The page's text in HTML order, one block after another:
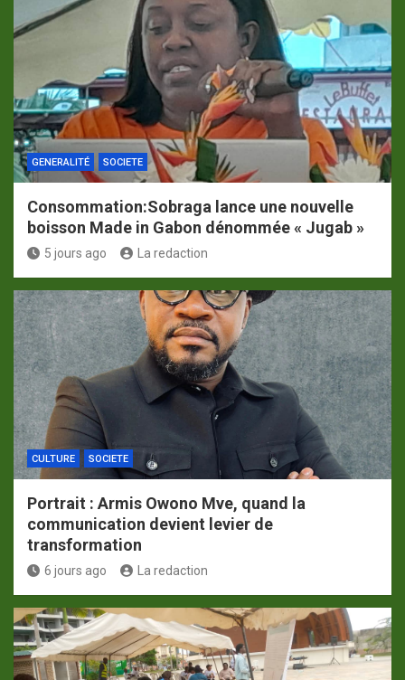
GENERALITÉ SOCIETE
Consommation:Sobraga lance une nouvelle
boisson Made in Gabon dénommée « Jugab »
5 jours ago La redaction
CULTURE SOCIETE
Portrait : Armis Owono Mve, quand la
communication devient levier de
transformation
6 jours ago La redaction